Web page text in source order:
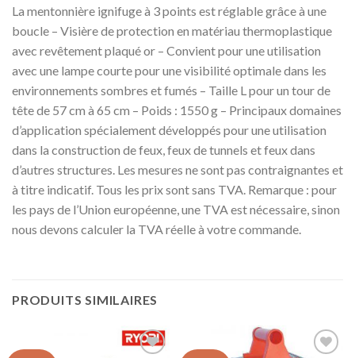
La mentonnière ignifuge à 3 points est réglable grâce à une
boucle – Visière de protection en matériau thermoplastique
avec revêtement plaqué or – Convient pour une utilisation
avec une lampe courte pour une visibilité optimale dans les
environnements sombres et fumés – Taille L pour un tour de
tête de 57 cm à 65 cm – Poids : 1550 g – Principaux domaines
d’application spécialement développés pour une utilisation
dans la construction de feux, feux de tunnels et feux dans
d’autres structures. Les mesures ne sont pas contraignantes et
à titre indicatif. Tous les prix sont sans TVA. Remarque : pour
les pays de l’Union européenne, une TVA est nécessaire, sinon
nous devons calculer la TVA réelle à votre commande.
PRODUITS SIMILAIRES